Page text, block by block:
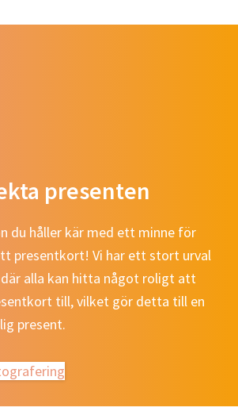
presenten
du håller kär med ett minne för
presentkort! Vi har ett stort urval
alla kan hitta något roligt att
till, vilket gör detta till en
present.